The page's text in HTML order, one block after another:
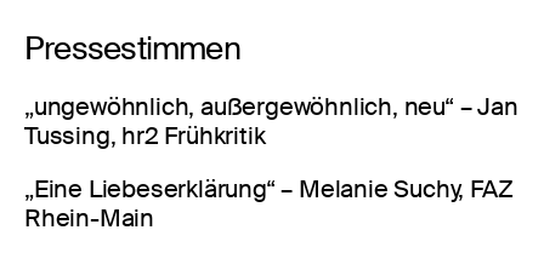
Pressestimmen
„ungewöhnlich, außergewöhnlich, neu“ – Jan
Tussing, hr2 Frühkritik
„Eine Liebeserklärung“ – Melanie Suchy, FAZ
Rhein-Main